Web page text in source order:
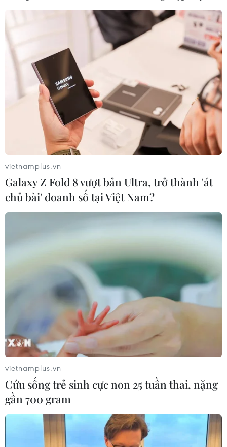
vietnamplus.vn
Galaxy Z Fold 8 vượt bản Ultra, trở thành 'át
chủ bài' doanh số tại Việt Nam?
vietnamplus.vn
Cứu sống trẻ sinh cực non 25 tuần thai, nặng
gần 700 gram